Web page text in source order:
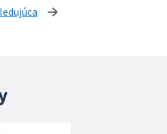
stránka